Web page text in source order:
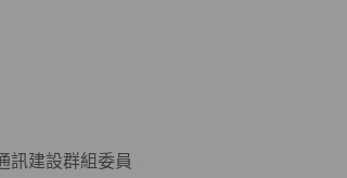
訊建設群組委員